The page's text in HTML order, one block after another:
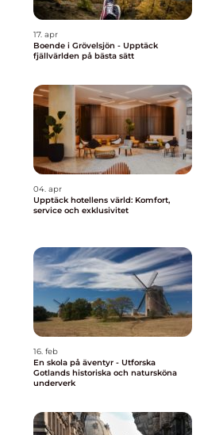
17. apr
Boende i Grövelsjön - Upptäck
fjällvärlden på bästa sätt
04. apr
Upptäck hotellens värld: Komfort,
service och exklusivitet
16. feb
En skola på äventyr - Utforska
Gotlands historiska och natursköna
underverk